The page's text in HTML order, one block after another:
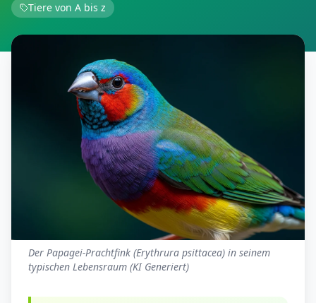
Tiere von A bis z
Der Papagei-Prachtfink (Erythrura psittacea) in seinem
typischen Lebensraum (KI Generiert)